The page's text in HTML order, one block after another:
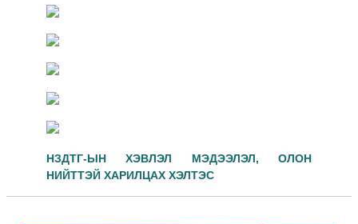
НЗДТГ-ЫН ХЭВЛЭЛ МЭДЭЭЛЭЛ, ОЛОН
НИЙТТЭЙ ХАРИЛЦАХ ХЭЛТЭС